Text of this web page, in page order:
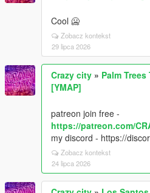
Cool 🥶
Zobacz kontekst
29 lipca 2026
Crazy city » Palm
[YMAP]
patreon join free -
https://patreon.com/
my discord - https://
Zobacz kontekst
24 lipca 2026